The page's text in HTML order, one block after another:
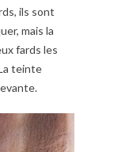
ils sont
mais la
fards les
teinte